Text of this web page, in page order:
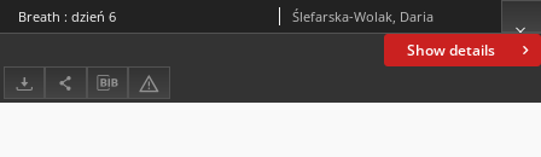
Show details
Breath : dzień 6 Ślefarska-Wolak, Daria